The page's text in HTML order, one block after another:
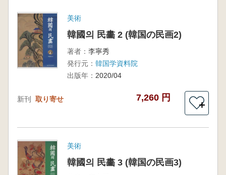
美術
韓國의 民畵 2 (韓国の民画2)
著者： 李寧秀
発行元： 韓国学資料院
出版年： 2020/04
新刊 取り寄せ 7,260 円
＋
美術
韓國의 民畵 3 (韓国の民画3)